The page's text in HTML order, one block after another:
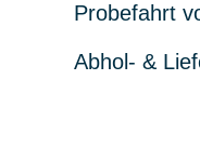
Probefahrt
Abhol- &